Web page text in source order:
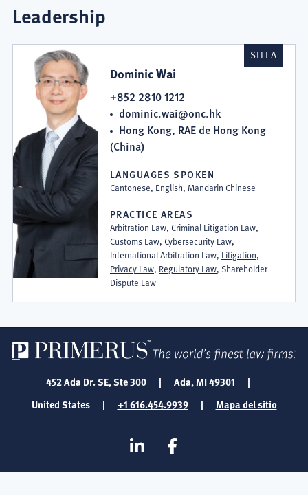
Leadership
SILLA
Dominic Wai
+852 2810 1212
dominic.wai@onc.hk
Hong Kong, RAE de Hong Kong
(China)
LANGUAGES SPOKEN
Cantonese, English, Mandarin Chinese
PRACTICE AREAS
Arbitration Law, Criminal Litigation Law,
Customs Law, Cybersecurity Law,
International Arbitration Law, Litigation,
Privacy Law, Regulatory Law, Shareholder
Dispute Law
452 Ada Dr. SE, Ste 300 | Ada, MI 49301
|
United States
| +1 616.454.9939 | Mapa del sitio
LinkedinFacebook